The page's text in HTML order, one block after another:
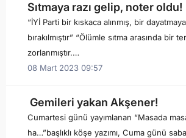
Sıtmaya razı gelip, noter oldu!
“İYİ Parti bir kıskaca alınmış, bir
bırakılmıştır” “Ölümle sıtma arasında bir
zorlanmıştır.…
08 Mart 2023 09:57
Gemileri yakan Akşener!
Cumartesi günü yayımlanan “Masada
ha…”başlıklı köşe yazımı, Cuma günü